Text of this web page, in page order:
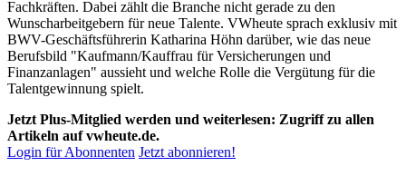
Fachkräften. Dabei zählt die Branche nicht gerade zu den
Wunscharbeitgebern für neue Talente. VWheute sprach exklusiv mit
BWV-Geschäftsführerin Katharina Höhn darüber, wie das neue
Berufsbild "Kaufmann/Kauffrau für Versicherungen und
Finanzanlagen" aussieht und welche Rolle die Vergütung für die
Talentgewinnung spielt.
Jetzt Plus-Mitglied werden und weiterlesen: Zugriff zu allen
Artikeln auf vwheute.de.
Login für Abonnenten Jetzt abonnieren!